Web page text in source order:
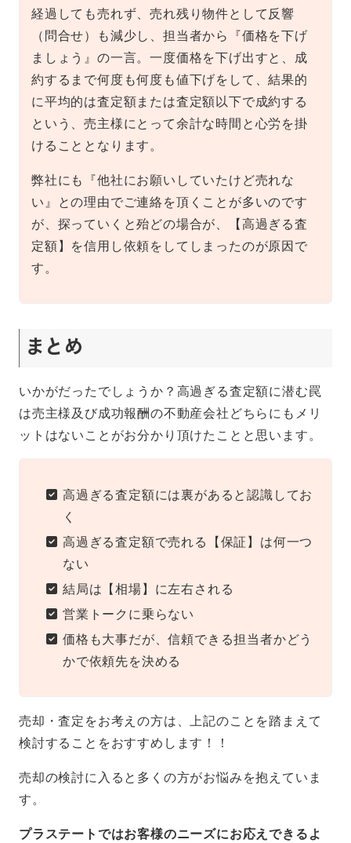
経過しても売れず、売れ残り物件として反響
（問合せ）も減少し、担当者から『価格を下げ
ましょう』の一言。一度価格を下げ出すと、成
約するまで何度も何度も値下げをして、結果的
に平均的は査定額または査定額以下で成約する
という、売主様にとって余計な時間と心労を掛
けることとなります。
弊社にも『他社にお願いしていたけど売れな
い』との理由でご連絡を頂くことが多いのです
が、探っていくと殆どの場合が、【高過ぎる査
定額】を信用し依頼をしてしまったのが原因で
す。
まとめ
いかがだったでしょうか？高過ぎる査定額に潜む罠
は売主様及び成功報酬の不動産会社どちらにもメリ
ットはないことがお分かり頂けたことと思います。
高過ぎる査定額には裏があると認識してお
く
高過ぎる査定額で売れる【保証】は何一つ
ない
結局は【相場】に左右される
営業トークに乗らない
価格も大事だが、信頼できる担当者かどう
かで依頼先を決める
売却・査定をお考えの方は、上記のことを踏まえて
検討することをおすすめします！！
売却の検討に入ると多くの方がお悩みを抱えていま
す。
プラステートではお客様のニーズにお応えできるよ